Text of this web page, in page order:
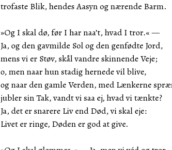
trofaste Blik, hendes Aasyn og nærende Barm.
»Og I skal dø, før I har naa’t, hvad I tror.« —
Ja, og den gavmilde Sol og den genfødte Jord,
mens vi er Støv, skål vandre skinnende Veje;
o, men naar hun stadig hernede vil blive,
og naar den gamle Verden, med Lænkerne
jubler sin Tak, vandt vi saa ej, hvad vi tænkte?
Ja, det er snarere Liv end Død, vi skal eje:
Livet er ringe, Døden er god at give.